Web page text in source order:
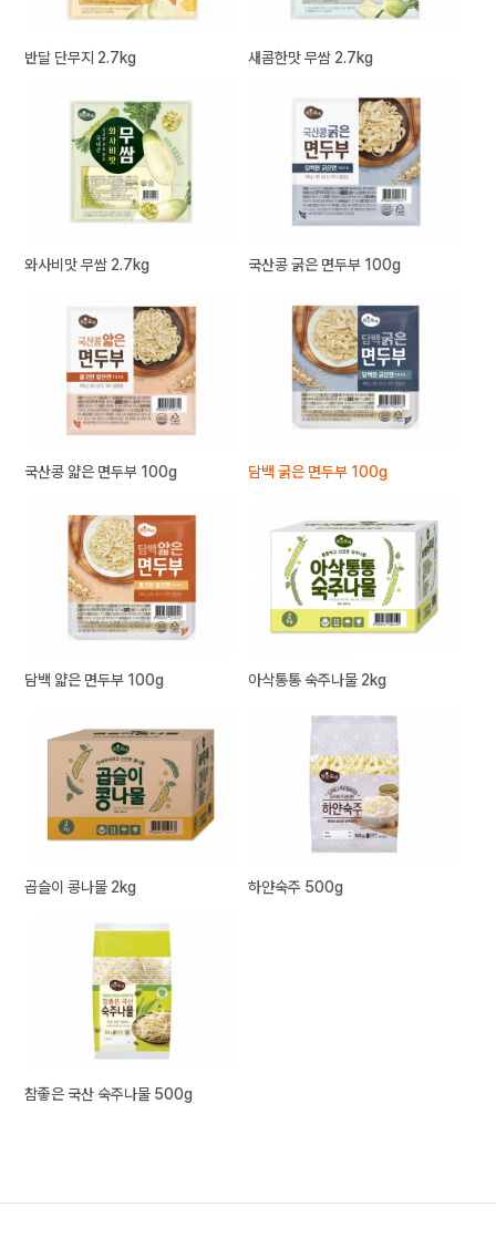
반달 단무지 2.7kg 새콤한맛 무쌈 2.7kg
와사비맛 무쌈 2.7kg 국산콩 굵은 면두부 100g
국산콩 얇은 면두부 100g 담백 굵은 면두부 100g
담백 얇은 면두부 100g 아삭통통 숙주나물 2kg
곱슬이 콩나물 2kg 하얀숙주 500g
참좋은 국산 숙주나물 500g